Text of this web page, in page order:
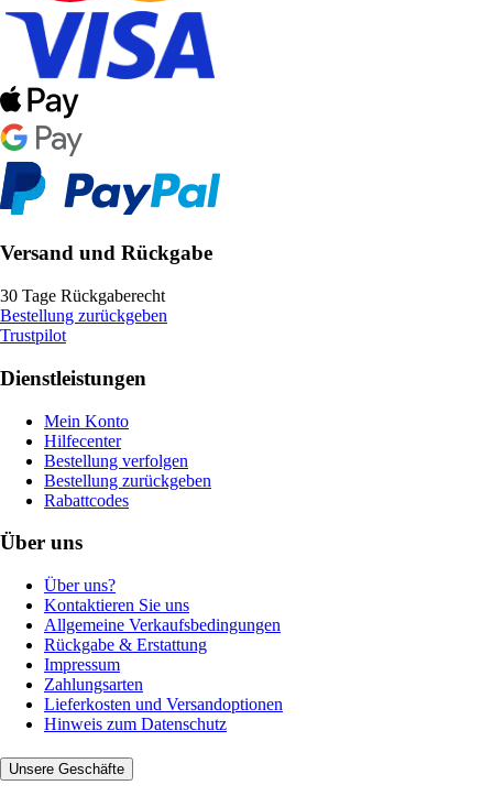
Versand und Rückgabe
30 Tage Rückgaberecht
Bestellung zurückgeben
Trustpilot
Dienstleistungen
Mein Konto
Hilfecenter
Bestellung verfolgen
Bestellung zurückgeben
Rabattcodes
Über uns
Über uns?
Kontaktieren Sie uns
Allgemeine Verkaufsbedingungen
Rückgabe & Erstattung
Impressum
Zahlungsarten
Lieferkosten und Versandoptionen
Hinweis zum Datenschutz
Unsere Geschäfte